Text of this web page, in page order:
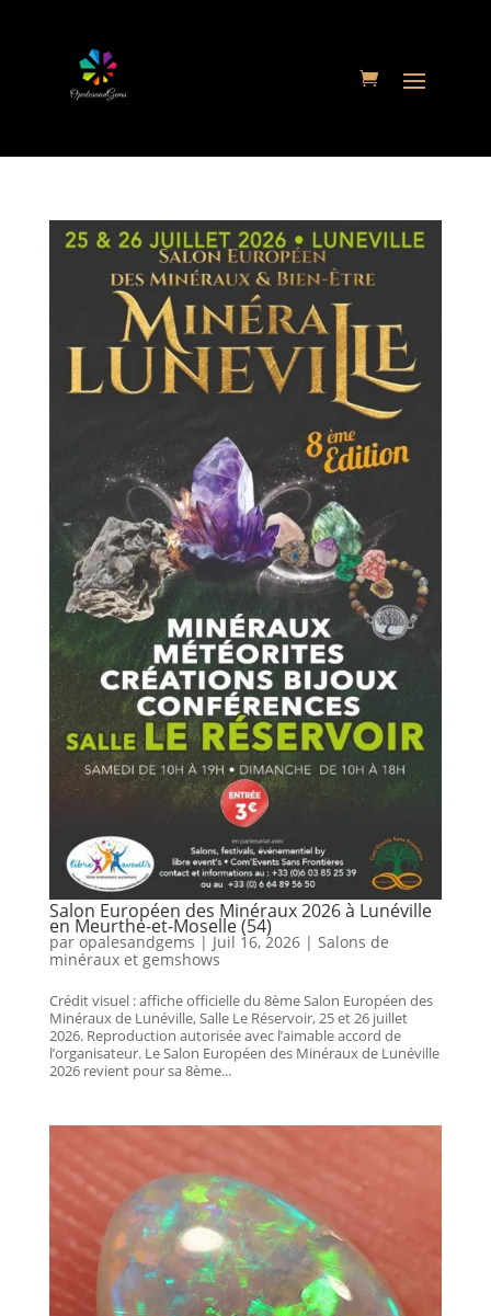
Salon Européen des Minéraux 2026 à Lunéville
en Meurthe-et-Moselle (54)
par opalesandgems | Juil 16, 2026| Salons de
minéraux et gemshows
Crédit visuel : affiche officielle du 8ème Salon Européen des
Minéraux de Lunéville, Salle Le Réservoir, 25 et 26 juillet
2026. Reproduction autorisée avec l’aimable accord de
l’organisateur. Le Salon Européen des Minéraux de Lunéville
2026 revient pour sa 8ème...